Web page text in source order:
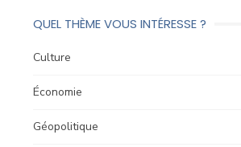
QUEL THÈME VOUS INTÉRESSE ?
Culture
Économie
Géopolitique